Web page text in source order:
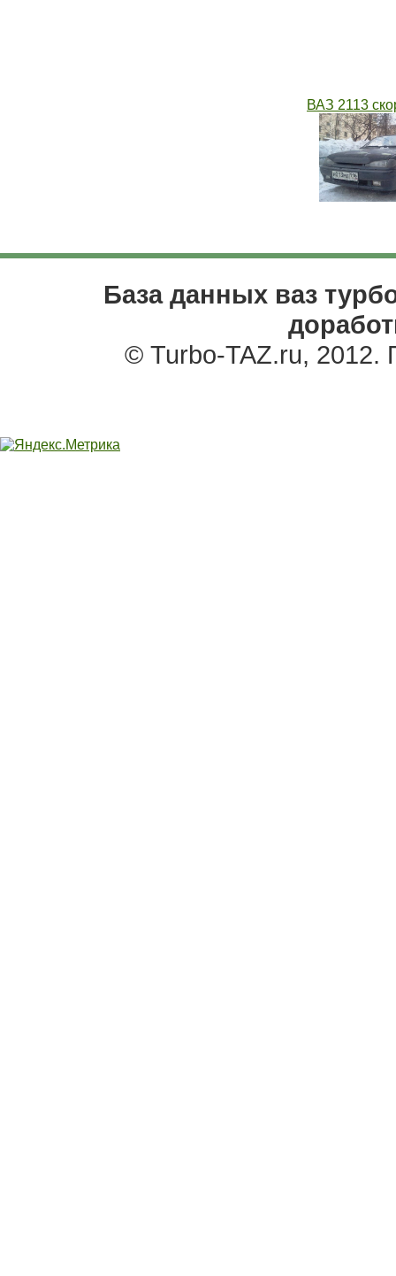
ВАЗ 2113
База данных ваз
© Turbo-TAZ.ru, 2012.